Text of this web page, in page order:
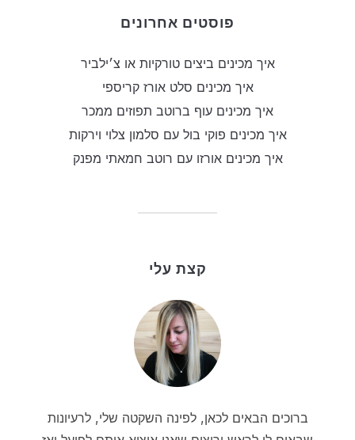
פוסטים אחרונים
איך מכינים ביצים טורקיות או צ׳ילביר
איך מכינים סלט אורז קריספי
איך מכינים עוף ברוטב תפוזים ממכר
איך מכינים פוקי בול עם סלמון צלוי וירקות
איך מכינים אורזו עם רוטב חמאתי מפנק
קצת עלי
ברוכים הבאים לכאן, לפינה השקטה שלי, לרעיונות